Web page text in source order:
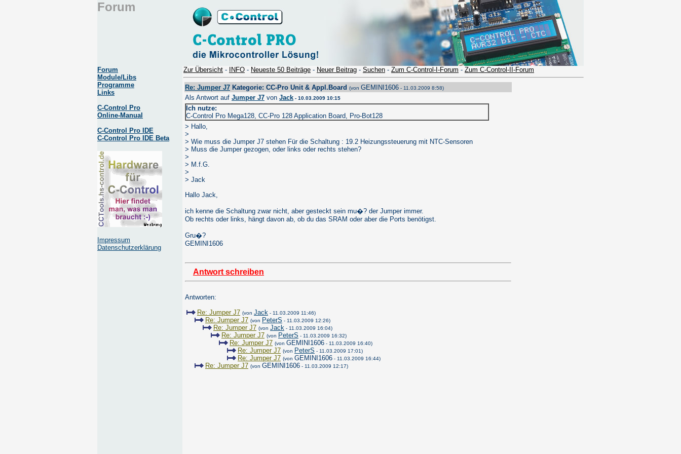
Forum
Forum
Module/Libs
Programme
Links
C-Control Pro
Online-Manual
C-Control Pro IDE
C-Control Pro IDE Beta
Impressum
Datenschutzerklärung
Zur Übersicht - INFO - Neueste 50 Beiträge - Neuer Beitrag - Suchen - Zum C-Control-I-Forum - Zum C-Control-II-Forum
Re: Jumper J7 Kategorie: CC-Pro Unit & Appl.Board (von GEMINI1606 - 11.03.2009 8:58)
Als Antwort auf Jumper J7 von Jack - 10.03.2009 10:15
Ich nutze:
C-Control Pro Mega128, CC-Pro 128 Application Board, Pro-Bot128
> Hallo,
>
> Wie muss die Jumper J7 stehen Für die Schaltung : 19.2 Heizungssteuerung mit NTC-Sensoren
> Muss die Jumper gezogen, oder links oder rechts stehen?
>
> M.f.G.
>
> Jack
Hallo Jack,
ich kenne die Schaltung zwar nicht, aber gesteckt sein mu�? der Jumper immer.
Ob rechts oder links, hängt davon ab, ob du das SRAM oder aber die Ports benötigst.
Gru�?
GEMINI1606
Antwort schreiben
Antworten:
Re: Jumper J7 (von Jack - 11.03.2009 11:46)
Re: Jumper J7 (von PeterS - 11.03.2009 12:26)
Re: Jumper J7 (von Jack - 11.03.2009 16:04)
Re: Jumper J7 (von PeterS - 11.03.2009 16:32)
Re: Jumper J7 (von GEMINI1606 - 11.03.2009 16:40)
Re: Jumper J7 (von PeterS - 11.03.2009 17:01)
Re: Jumper J7 (von GEMINI1606 - 11.03.2009 16:44)
Re: Jumper J7 (von GEMINI1606 - 11.03.2009 12:17)